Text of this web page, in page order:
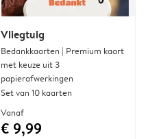
Vliegtuig
Bedankkaarten | Premium kaart
met keuze uit 3
papierafwerkingen
Set van 10 kaarten
Vanaf
€ 9,99